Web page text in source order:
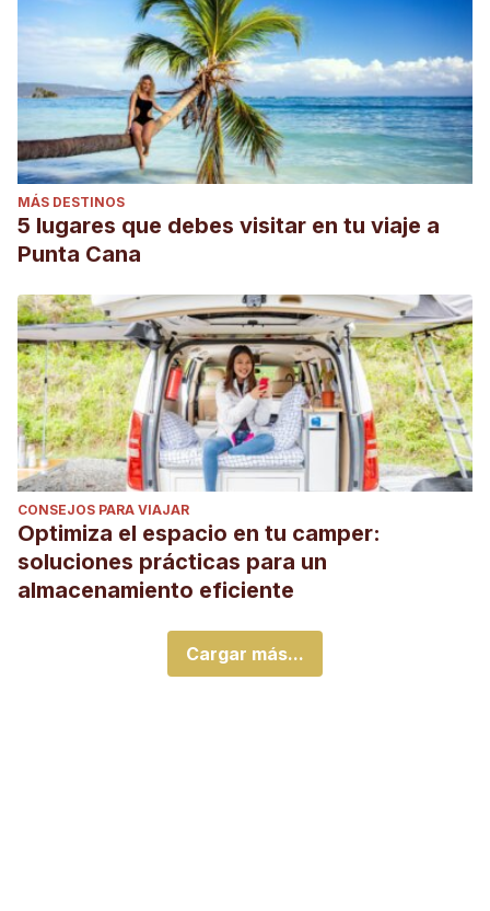
MÁS DESTINOS
5 lugares que debes visitar en tu viaje a
Punta Cana
CONSEJOS PARA VIAJAR
Optimiza el espacio en tu camper:
soluciones prácticas para un
almacenamiento eficiente
Cargar más...